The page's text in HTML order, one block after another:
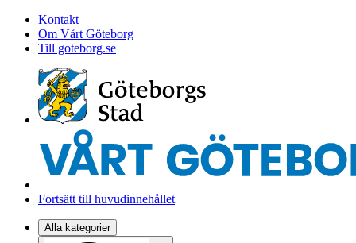
Kontakt
Om Vårt Göteborg
Till goteborg.se
Fortsätt till huvudinnehållet
Alla kategorier